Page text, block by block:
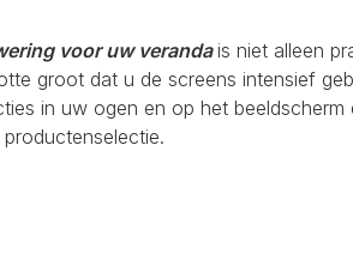
voor uw verandais niet alleen
groot dat u de screens intensief
in uw ogen en op het